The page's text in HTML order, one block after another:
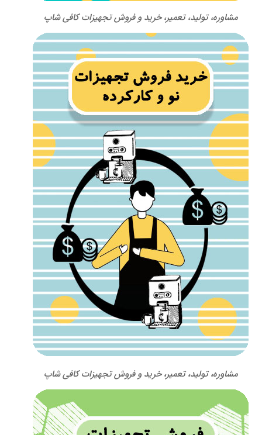
مشاوره، تولید، تعمیر، خرید و فروش تجهیزات کافی شاپ
مشاوره، تولید، تعمیر، خرید و فروش تجهیزات کافی شاپ